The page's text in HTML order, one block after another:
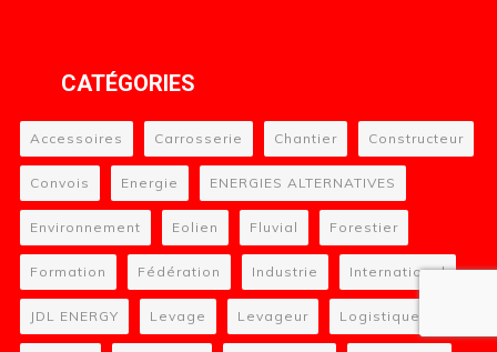
CATÉGORIES
Accessoires Carrosserie Chantier Constructeur
Convois Energie ENERGIES ALTERNATIVES
Environnement Eolien Fluvial Forestier
Formation Fédération Industrie International
JDL ENERGY Levage Levageur Logistique